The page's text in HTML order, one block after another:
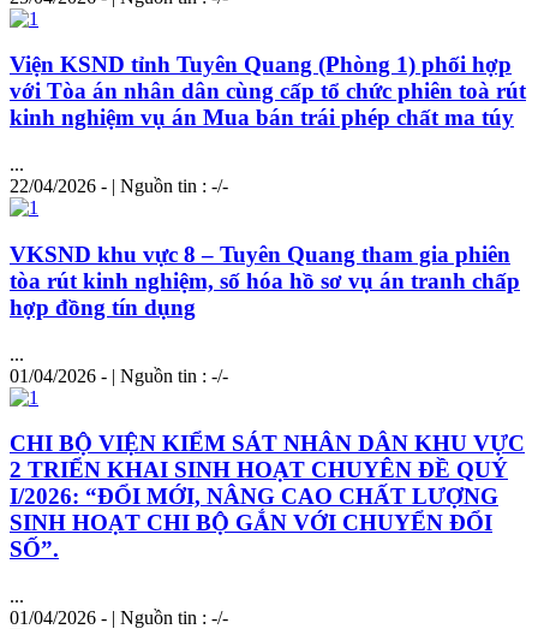
Viện KSND tỉnh Tuyên Quang (Phòng 1) phối hợp
với Tòa án nhân dân cùng cấp tổ chức phiên toà rút
kinh nghiệm vụ án Mua bán trái phép chất ma túy
...
22/04/2026 - | Nguồn tin : -/-
VKSND khu vực 8 – Tuyên Quang tham gia phiên
tòa rút kinh nghiệm, số hóa hồ sơ vụ án tranh chấp
hợp đồng tín dụng
...
01/04/2026 - | Nguồn tin : -/-
CHI BỘ VIỆN KIỂM SÁT NHÂN DÂN KHU VỰC
2 TRIỂN KHAI SINH HOẠT CHUYÊN ĐỀ QUÝ
I/2026: “ĐỔI MỚI, NÂNG CAO CHẤT LƯỢNG
SINH HOẠT CHI BỘ GẮN VỚI CHUYỂN ĐỔI
SỐ”.
...
01/04/2026 - | Nguồn tin : -/-